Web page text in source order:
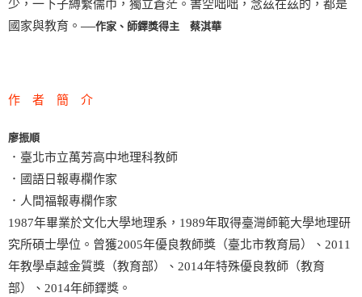
少，一下子縛繫儒巾，獨立蒼茫。書空咄咄，念茲在茲的，都是
國家與教育。 ──作家、師鐸獎得主 蔡淇華
作 者 簡 介
廖振順
．臺北市立萬芳高中地理科教師
．國語日報專欄作家
．人間福報專欄作家
1987年畢業於文化大學地理系，1989年取得臺灣師範大學地理研
究所碩士學位。曾獲2005年優良教師獎（臺北市教育局）、2011
年教學卓越金質獎（教育部）、2014年特殊優良教師（教育
部）、2014年師鐸獎。